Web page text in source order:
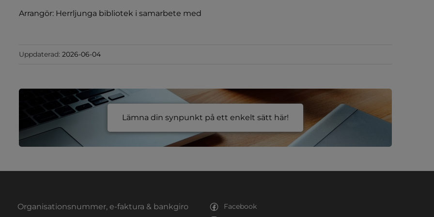
Arrangör: Herrljunga bibliotek i samarbete med
Uppdaterad: 2026-06-04
Lämna din synpunkt på ett enkelt sätt här!
Organisationsnummer, e-faktura & bankgiro
Facebook